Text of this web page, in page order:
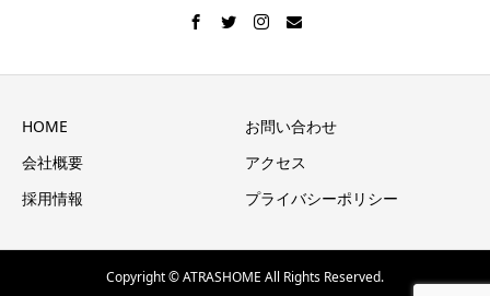
HOME
お問い合わせ
会社概要
アクセス
採用情報
プライバシーポリシー
Copyright © ATRASHOME All Rights Reserved.